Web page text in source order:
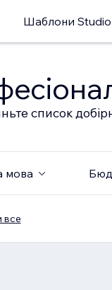
Шаблони Studio
список
мова
все